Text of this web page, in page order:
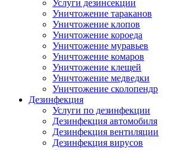
Услуги дезинсекции
Уничтожение тараканов
Уничтожение клопов
Уничтожение короеда
Уничтожение муравьев
Уничтожение комаров
Уничтожение клещей
Уничтожение медведки
Уничтожение сколопендр
Дезинфекция
Услуги по дезинфекции
Дезинфекция автомобиля
Дезинфекция вентиляции
Дезинфекция вирусов